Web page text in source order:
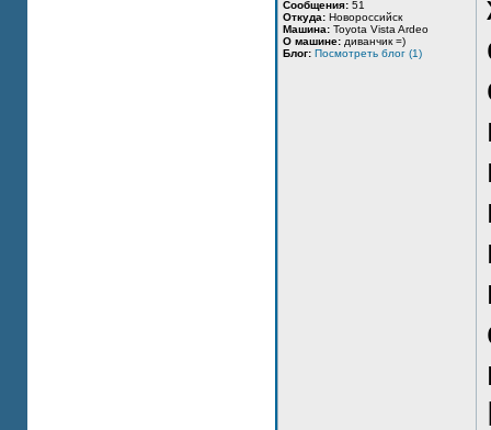
Сообщения: 51
Откуда: Новороссийск
Машина: Toyota Vista Ardeo
О машине: диванчик =)
Блог: Посмотреть блог (1)